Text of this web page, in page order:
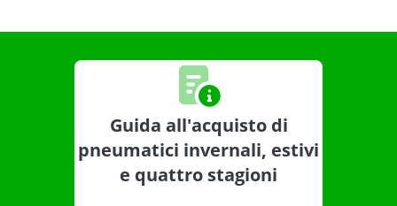
Guida all'acquisto di
pneumatici invernali, estivi
e quattro stagioni